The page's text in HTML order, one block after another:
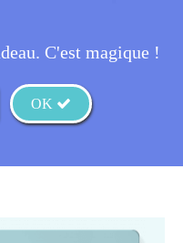
C'est magique !
OK